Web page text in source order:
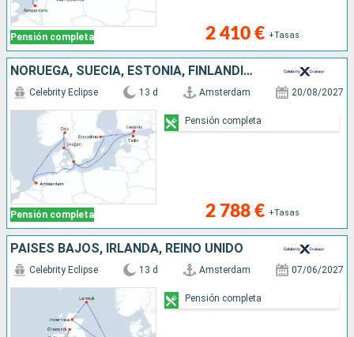
Pensión completa 2 410 € +Tasas
NORUEGA, SUECIA, ESTONIA, FINLANDIA, DINAMARCA, PAISES BAJOS
Pensión completa
Celebrity Eclipse 13 d Amsterdam 20/08/2027
2 788 € +Tasas
Pensión completa
PAISES BAJOS, IRLANDA, REINO UNIDO
Celebrity Eclipse 13 d Amsterdam 07/06/2027
Pensión completa